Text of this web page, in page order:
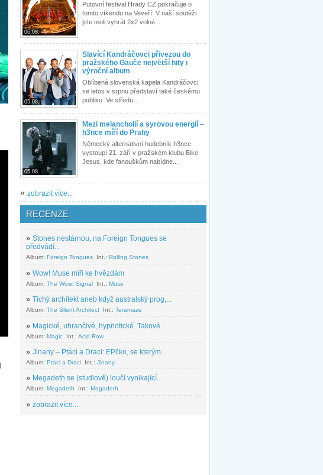
06.08.
Putovní festival Hrady CZ pokračuje o
tomto víkendu na Veveří. V naší soutěži
jste moli vyhrát 2x2 volné...
05.08.
Slavící Kandráčovci přivezou do
pražského Gauče největší hity i
výroční album
Oblíbená slovenská kapela Kandráčovci
se letos v srpnu představí také českému
publiku. Ve středu...
05.08.
Mezi melancholií a syrovou energií –
h3nce míří do Prahy
Německý alternativní hudebník h3nce
vystoupí 21. září v pražském klubu Bike
Jesus, kde fanouškům nabídne...
» zobrazit více...
RECENZE
» Stones nestárnou, na Foreign Tongues se
předvádí...
Album: Foreign Tongues Int.: Rolling Stones
» Wow! Muse míří ke hvězdám
Album: The Wow! Signal Int.: Muse
» Tichý architekt aneb když australský prog,...
Album: The Silent Architect Int.: Teramaze
» Magické, uhrančivé, hypnotické. Takové...
Album: Magic Int.: Acid Row
» Jinany – Ptáci a Draci: EPčko, se kterým...
Album: Ptáci a Draci Int.: Jinany
» Megadeth se (studiově) loučí vynikající...
Album: Megadeth Int.: Megadeth
» zobrazit více...